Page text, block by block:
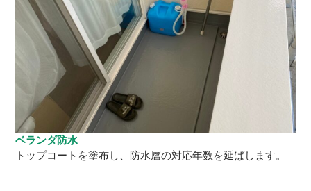
ベランダ防水
トップコートを塗布し、防水層の対応年数を延ばします。